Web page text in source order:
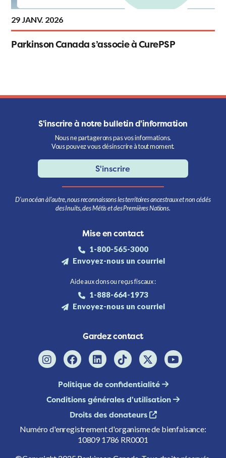
Parkinson Canada s’associe à CurePSP
29 JANV. 2026
S'inscrire à notre bulletin d'information
Nous ne partagerons pas vos informations.
Vous pouvez vous désinscrire à tout moment.
S'inscrire
D’un océan à l’autre, nous reconnaissons les territoires ancestraux et non cédés
des Inuits, des Métis et des Premières Nations.
Mise en contact
1-800-565-3000
Envoyez-nous un courriel
Aide aux dons ou reçus fiscaux :
1-888-664-1973
Envoyez-nous un courriel
Gardez contact
Politique de confidentialité
Conditions générales d'utilisation
Droits des donateurs
Numéro d'enregistrement d'organisme de bienfaisance:
10809 1786 RR0001